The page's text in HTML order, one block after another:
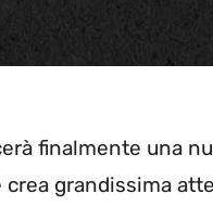
finalmente una
crea grandissima